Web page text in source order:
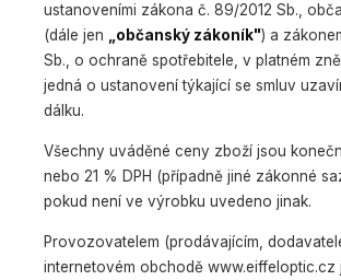
ustanoveními zákona č. 89/2012 Sb.,
(dále jen
„občanský zákoník") a
Sb., o ochraně spotřebitele, v platném
jedná o ustanovení týkající se smluv
dálku.
Všechny uváděné ceny zboží jsou
nebo 21 % DPH (případně jiné zákonné
pokud není ve výrobku uvedeno jinak.
Provozovatelem (prodávajícím,
internetovém obchodě www.eiffeloptic.cz